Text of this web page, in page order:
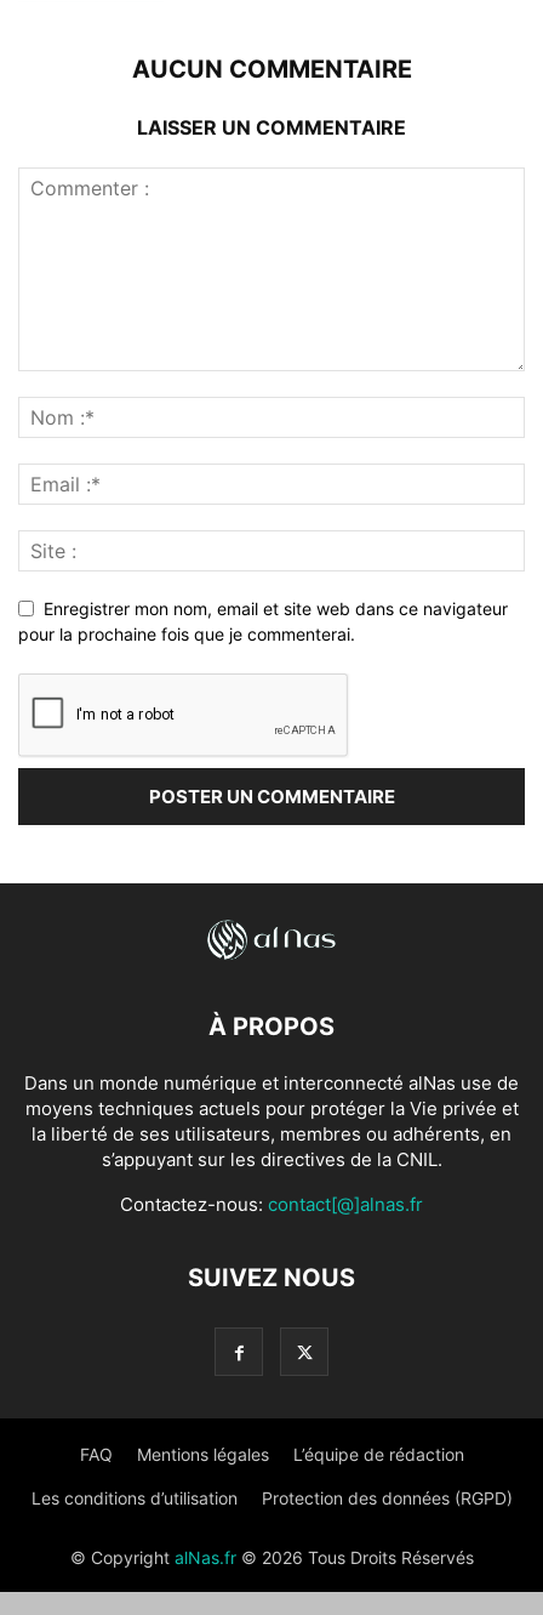
AUCUN COMMENTAIRE
LAISSER UN COMMENTAIRE
Enregistrer mon nom, email et site web dans ce navigateur
pour la prochaine fois que je commenterai.
À PROPOS
Dans un monde numérique et interconnecté alNas use de
moyens techniques actuels pour protéger la Vie privée et
la liberté de ses utilisateurs, membres ou adhérents, en
s’appuyant sur les directives de la CNIL.
Contactez-nous: contact[@]alnas.fr
SUIVEZ NOUS
FAQ Mentions légales L’équipe de rédaction
Les conditions d’utilisation Protection des données (RGPD)
© Copyright alNas.fr© 2026 Tous Droits Réservés